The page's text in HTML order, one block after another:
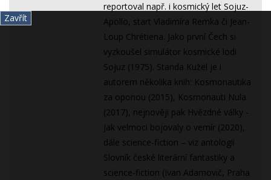
Zavřít
reportoval např. i kosmický let Sojuz-
Apollo, start Vladimíra Remka či Jean-
Loup Chrétiena. Jako první Čech si
vyzkoušel simulátor kosmické lodi
Sojuz (1975). Standa Kužel je i
autorem několika knih: Kosmonautika
za oponou (2015), Kosmonauti Nula
(2017), nejnověji pak Hvězdné války -
Jak velmoci bojovaly o vemír (2020),
dále science-fiction – viz antologii
Slovník české literární fantastiky a
science-fiction (Ivan Adamovič, Praha